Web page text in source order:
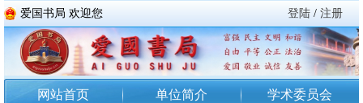
爱国书局 欢迎您 登陆 / 注册
网站首页 单位简介 学术委员会